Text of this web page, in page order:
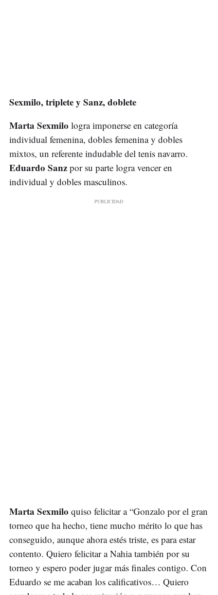
Sexmilo, triplete y Sanz, doblete
Marta Sexmilo logra imponerse en categoría
individual femenina, dobles femenina y dobles
mixtos, un referente indudable del tenis navarro.
Eduardo Sanz por su parte logra vencer en
individual y dobles masculinos.
Marta Sexmilo quiso felicitar a “Gonzalo por el gran
torneo que ha hecho, tiene mucho mérito lo que has
conseguido, aunque ahora estés triste, es para estar
contento. Quiero felicitar a Nahia también por su
torneo y espero poder jugar más finales contigo. Con
Eduardo se me acaban los calificativos… Quiero